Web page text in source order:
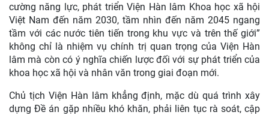
cường năng lực, phát triển Viện Hàn lâm Khoa học xã hội
Việt Nam đến năm 2030, tầm nhìn đến năm 2045 ngang
tầm với các nước tiên tiến trong khu vực và trên thế giới”
không chỉ là nhiệm vụ chính trị quan trọng của Viện Hàn
lâm mà còn có ý nghĩa chiến lược đối với sự phát triển của
khoa học xã hội và nhân văn trong giai đoạn mới.
Chủ tịch Viện Hàn lâm khẳng định, mặc dù quá trình xây
dựng Đề án gặp nhiều khó khăn, phải liên tục rà soát, cập